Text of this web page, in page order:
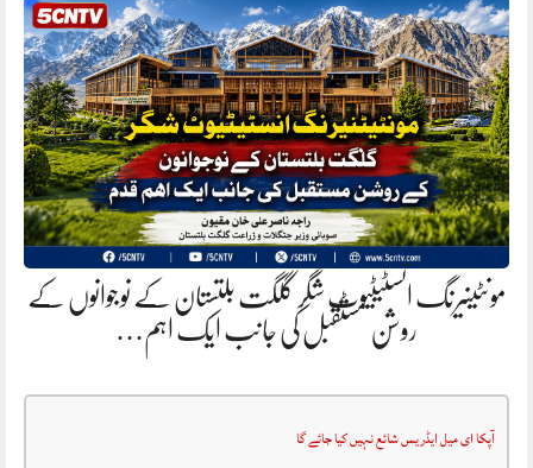
مونٹینیرنگ انسٹیٹیوٹ شگر گلگت بلتستان کے نوجوانوں کے
روشن مستقبل کی جانب ایک اہم…
آپکا ای میل ایڈریس شائع نہیں کیا جائے گا